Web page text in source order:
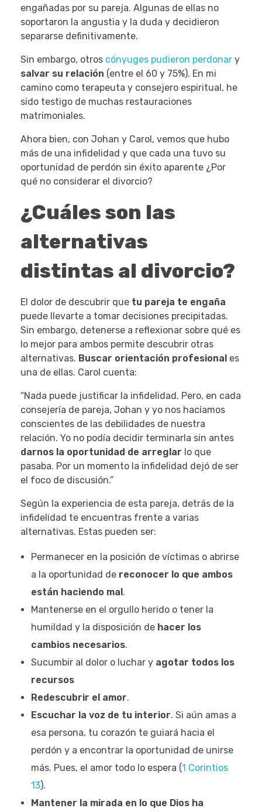
engañadas por su pareja. Algunas de ellas no
soportaron la angustia y la duda y decidieron
separarse definitivamente.
Sin embargo, otros cónyuges pudieron perdonar y
salvar su relación (entre el 60 y 75%). En mi
camino como terapeuta y consejero espiritual, he
sido testigo de muchas restauraciones
matrimoniales.
Ahora bien, con Johan y Carol, vemos que hubo
más de una infidelidad y que cada una tuvo su
oportunidad de perdón sin éxito aparente ¿Por
qué no considerar el divorcio?
¿Cuáles son las
alternativas
distintas al divorcio?
El dolor de descubrir que tu pareja te engaña
puede llevarte a tomar decisiones precipitadas.
Sin embargo, detenerse a reflexionar sobre qué es
lo mejor para ambos permite descubrir otras
alternativas. Buscar orientación profesional es
una de ellas. Carol cuenta:
“Nada puede justificar la infidelidad. Pero, en cada
consejería de pareja, Johan y yo nos hacíamos
conscientes de las debilidades de nuestra
relación. Yo no podía decidir terminarla sin antes
darnos la oportunidad de arreglar lo que
pasaba. Por un momento la infidelidad dejó de ser
el foco de discusión.”
Según la experiencia de esta pareja, detrás de la
infidelidad te encuentras frente a varias
alternativas. Estas pueden ser:
Permanecer en la posición de víctimas o abrirse
a la oportunidad de reconocer lo que ambos
están haciendo mal .
Mantenerse en el orgullo herido o tener la
humildad y la disposición de hacer los
cambios necesarios.
Sucumbir al dolor o luchar y agotar todos los
recursos
Redescubrir el amor.
Escuchar la voz de tu interior. Si aún amas a
esa persona, tu corazón te guiará hacia el
perdón y a encontrar la oportunidad de unirse
más. Pues, el amor todo lo espera (1 Corintios
13).
Mantener la mirada en lo que Dios ha